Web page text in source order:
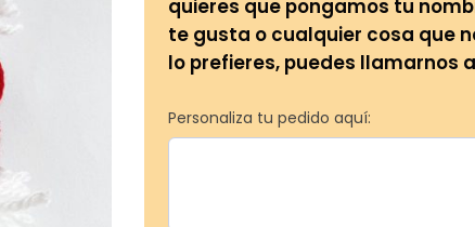
quieres que pongamos tu
te gusta o cualquier cosa que
lo prefieres, puedes llamarnos
Personaliza tu pedido aquí: